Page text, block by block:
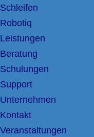
Schleifen
Robotiq
Leistungen
Beratung
Schulungen
Support
Unternehmen
Kontakt
Veranstaltungen